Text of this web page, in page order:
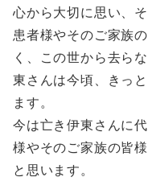
心から大切に思い、
患者様やそのご家族
く、この世から去ら
東さんは今頃、きっ
ます。
今は亡き伊東さんに
様やそのご家族の皆
と思います。